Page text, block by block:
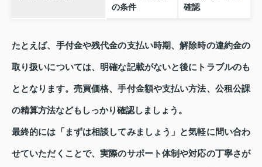
の条件
確認
たとえば、手付金や残代金の支払い時期、解除時の違約金の
取り扱いについては、明確な記載がないと後にトラブルのも
ととなります。売買価格、手付金額や支払い方法、公租公課
の精算方法などもしっかり確認しましょう。
最終的には「まずは相談してみましょう」と気軽に問い合わ
せていただくことで、実際のサポート体制や対応の丁寧さが